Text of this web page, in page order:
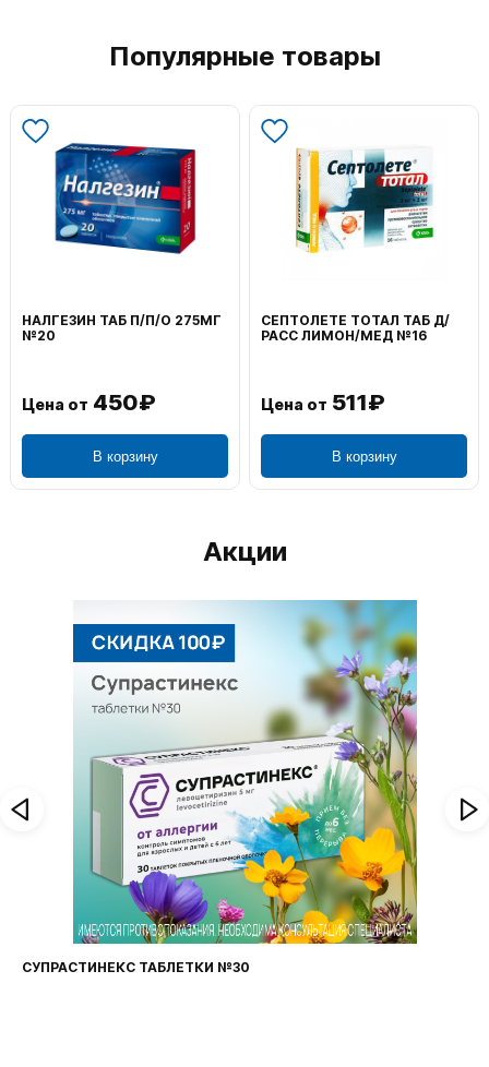
Популярные товары
НАЛГЕЗИН ТАБ П/П/О 275МГ
№20
Цена от 450₽
В корзину
СЕПТОЛЕТЕ ТОТАЛ ТАБ Д/
РАСС ЛИМОН/МЕД №16
Цена от 511₽
В корзину
Акции
СУПРАСТИНЕКС ТАБЛЕТКИ №30